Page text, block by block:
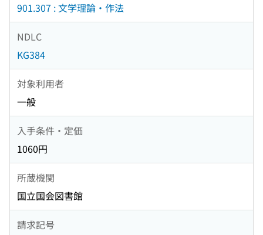
901.307 : 文学理論・作法
NDLC
KG384
対象利用者
一般
入手条件・定価
1060円
所蔵機関
国立国会図書館
請求記号